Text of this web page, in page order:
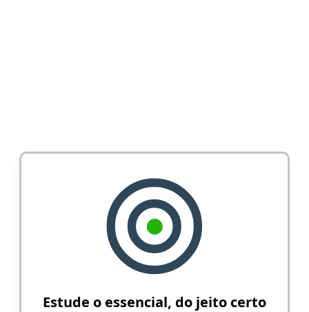
Estude o essencial, do jeito certo